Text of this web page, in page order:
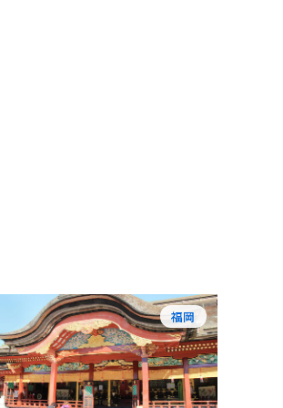
福岡